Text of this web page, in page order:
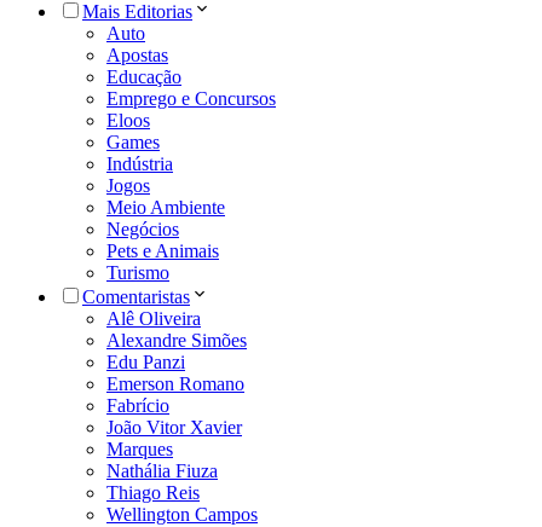
Mais Editorias
Auto
Apostas
Educação
Emprego e Concursos
Eloos
Games
Indústria
Jogos
Meio Ambiente
Negócios
Pets e Animais
Turismo
Comentaristas
Alê Oliveira
Alexandre Simões
Edu Panzi
Emerson Romano
Fabrício
João Vitor Xavier
Marques
Nathália Fiuza
Thiago Reis
Wellington Campos